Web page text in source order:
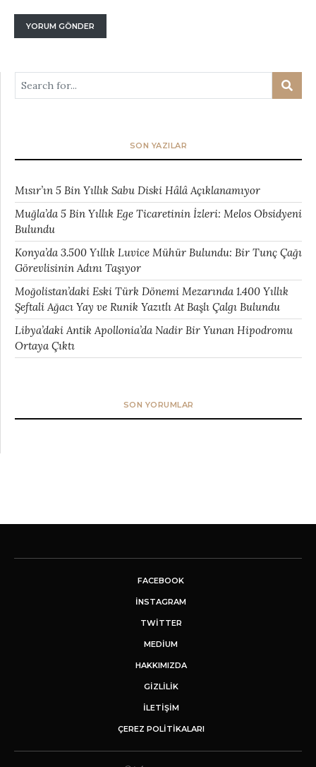
SON YAZILAR
Mısır’ın 5 Bin Yıllık Sabu Diski Hâlâ Açıklanamıyor
Muğla’da 5 Bin Yıllık Ege Ticaretinin İzleri: Melos Obsidyeni
Bulundu
Konya’da 3.500 Yıllık Luvice Mühür Bulundu: Bir Tunç Çağı
Görevlisinin Adını Taşıyor
Moğolistan’daki Eski Türk Dönemi Mezarında 1.400 Yıllık
Şeftali Ağacı Yay ve Runik Yazıtlı At Başlı Çalgı Bulundu
Libya’daki Antik Apollonia’da Nadir Bir Yunan Hipodromu
Ortaya Çıktı
SON YORUMLAR
FACEBOOK
INSTAGRAM
TWITTER
MEDIUM
HAKKIMIZDA
GİZLİLİK
İLETIŞIM
ÇEREZ POLITIKALARI